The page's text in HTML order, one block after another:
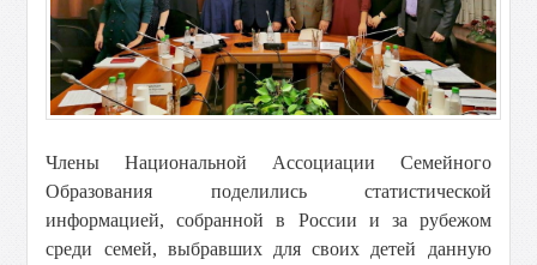
Члены Национальной Ассоциации Семейного
Образования поделились статистической
информацией, собранной в России и за рубежом
среди семей, выбравших для своих детей данную